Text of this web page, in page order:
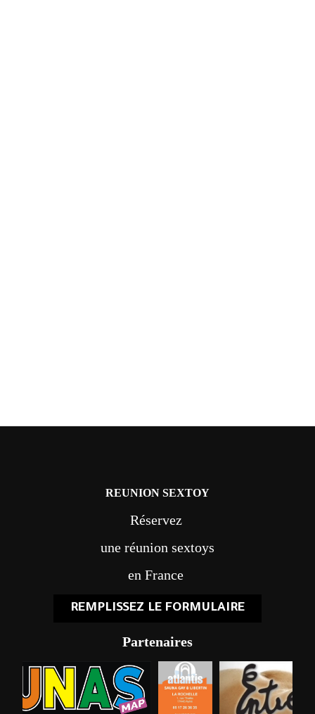
REUNION SEXTOY
Réservez
une réunion sextoys
en France
REMPLISSEZ LE FORMULAIRE
Partenaires